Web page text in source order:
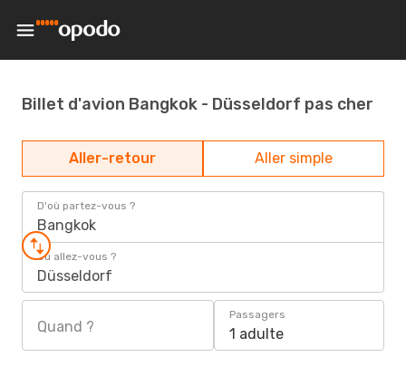
Billet d'avion Bangkok - Düsseldorf pas cher
Aller-retour Aller simple
D'où partez-vous ?
Bangkok
Où allez-vous ?
Düsseldorf
Quand ?
Passagers
1 adulte